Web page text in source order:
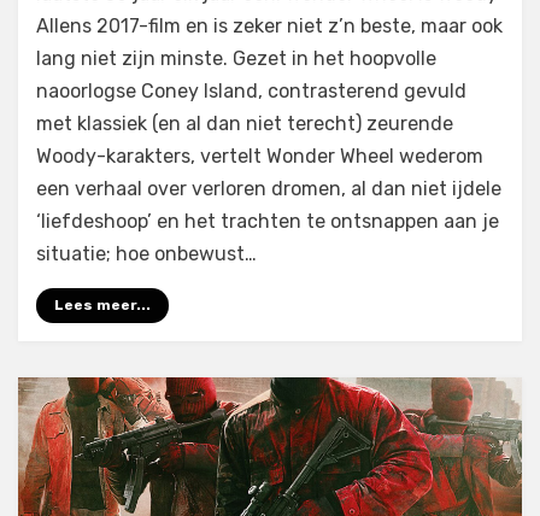
(2017)
Allens 2017-film en is zeker niet z’n beste, maar ook
lang niet zijn minste. Gezet in het hoopvolle
naoorlogse Coney Island, contrasterend gevuld
met klassiek (en al dan niet terecht) zeurende
Woody-karakters, vertelt Wonder Wheel wederom
een verhaal over verloren dromen, al dan niet ijdele
‘liefdeshoop’ en het trachten te ontsnappen aan je
situatie; hoe onbewust…
Lees meer...